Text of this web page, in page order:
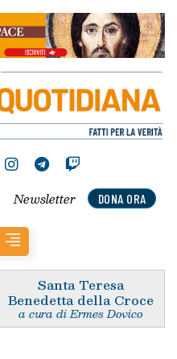
DONA ORA
Newsletter
Santa Teresa
Benedetta della Croce
a cura di Ermes Dovico